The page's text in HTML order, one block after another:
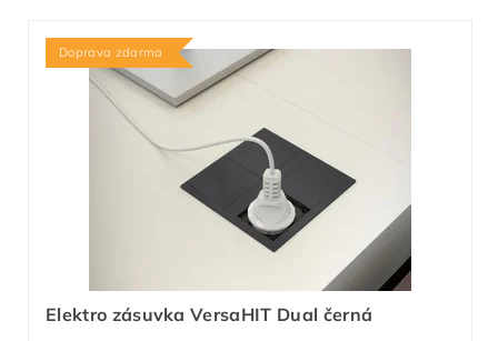
Doprava zdarma
Elektro zásuvka VersaHIT Dual černá